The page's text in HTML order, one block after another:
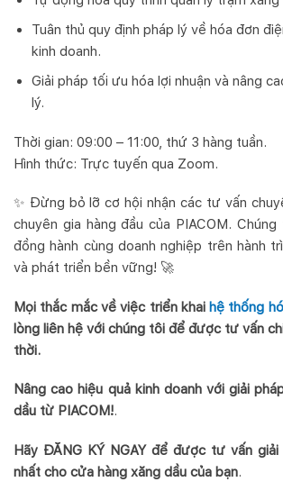
Tuân thủ quy định pháp lý về hóa đơn
kinh doanh.
Giải pháp tối ưu hóa lợi nhuận và nâng
lý.
Thời gian: 09:00 – 11:00, thứ 3 hàng tuần.
Hình thức: Trực tuyến qua Zoom.
✨ Đừng bỏ lỡ cơ hội nhận các tư vấn
chuyên gia hàng đầu của PIACOM.
đồng hành cùng doanh nghiệp trên hành
và phát triển bền vững! 🚀
Mọi thắc mắc về việc triển khai hệ thống
lòng liên hệ với chúng tôi để được tư vấn
thời.
Nâng cao hiệu quả kinh doanh với giải
dầu từ PIACOM!.
Hãy ĐĂNG KÝ NGAY để được tư vấn
nhất cho cửa hàng xăng dầu của bạn.